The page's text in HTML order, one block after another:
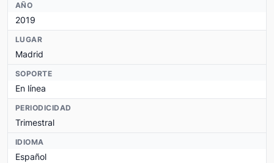
AÑO
2019
LUGAR
Madrid
SOPORTE
En línea
PERIODICIDAD
Trimestral
IDIOMA
Español